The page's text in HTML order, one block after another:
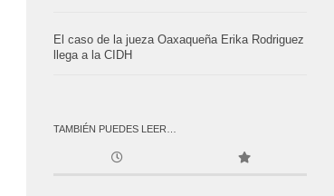
El caso de la jueza Oaxaqueña Erika Rodriguez
llega a la CIDH
TAMBIÉN PUEDES LEER…